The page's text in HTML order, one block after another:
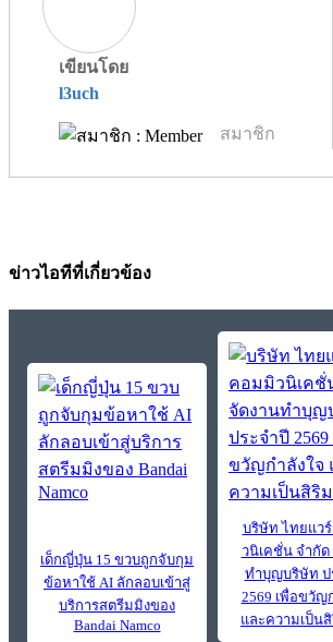
เขียนโดย
l3uch
สมาชิก
ข่าวไอทีที่เกี่ยวข้อง
เด็กญี่ปุ่น 15 ขวบถูกจับกุม
ข้อหาใช้ AI ลักลอบเข้าสู่
บริการสตรีมมิงของ
Bandai Namco
บริษัท ไทยแว
วนิเคชั่น จํากัด
ทำบุญบริษัท ป
2569 เพื่อขวัญ
และความเป็น